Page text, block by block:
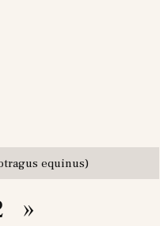
equinus)
»